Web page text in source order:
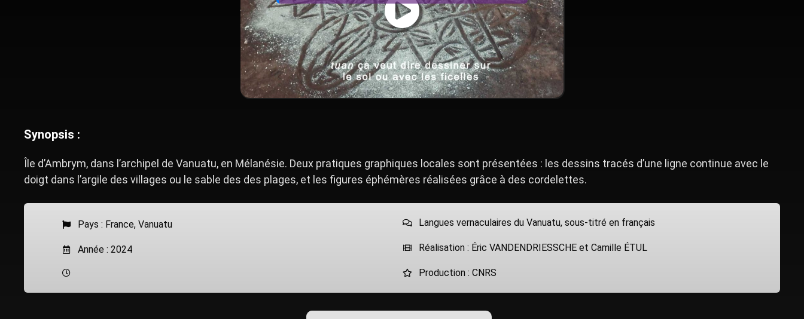
Synopsis :
Île d’Ambrym, dans l’archipel de Vanuatu, en Mélanésie. Deux pratiques graphiques locales sont présentées : les dessins tracés d’une ligne continue avec le
doigt dans l’argile des villages ou le sable des des plages, et les figures éphémères réalisées grâce à des cordelettes.
Pays : France, Vanuatu
Année : 2024
Langues vernaculaires du Vanuatu, sous-titré en français
Réalisation : Éric VANDENDRIESSCHE et Camille ÉTUL
Production : CNRS